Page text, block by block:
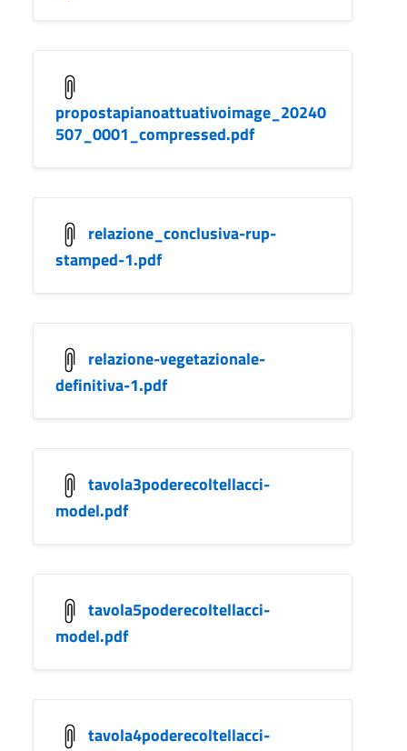
propostapianoattuativoimage_20240
507_0001_compressed.pdf
relazione_conclusiva-rup-
stamped-1.pdf
relazione-vegetazionale-
definitiva-1.pdf
tavola3poderecoltellacci-
model.pdf
tavola5poderecoltellacci-
model.pdf
tavola4poderecoltellacci-